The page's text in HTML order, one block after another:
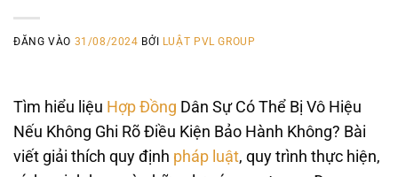
ĐĂNG VÀO 31/08/2024 BỞI LUẬT PVL GROUP
Tìm hiểu liệu Hợp Đồng Dân Sự Có Thể Bị Vô Hiệu
Nếu Không Ghi Rõ Điều Kiện Bảo Hành Không? Bài
viết giải thích quy định pháp luật, quy trình thực hiện,